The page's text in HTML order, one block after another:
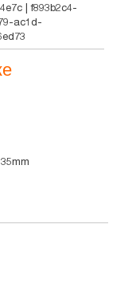
| f893b2c4-
ac1d-